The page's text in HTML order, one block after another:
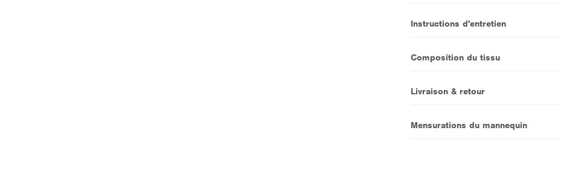
Instructions d'entretien
Composition du tissu
Livraison & retour
Mensurations du mannequin